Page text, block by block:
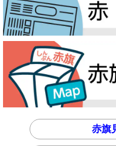
赤旗